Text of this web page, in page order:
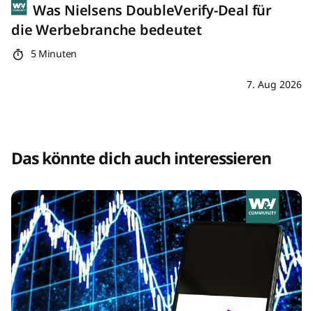
Was Nielsens DoubleVerify-Deal für
die Werbebranche bedeutet
5 Minuten
7. Aug 2026
Das könnte dich auch interessieren